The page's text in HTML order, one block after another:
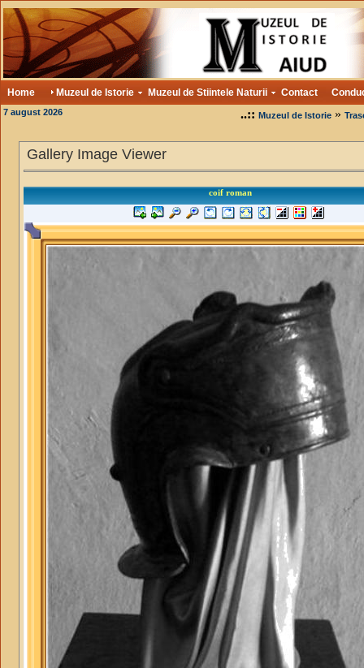
Home Muzeul de Istorie Muzeul de Stiintele Naturii Contact
7 august 2026 ..:: Muzeul de Istorie»
Gallery Image Viewer
coif roman